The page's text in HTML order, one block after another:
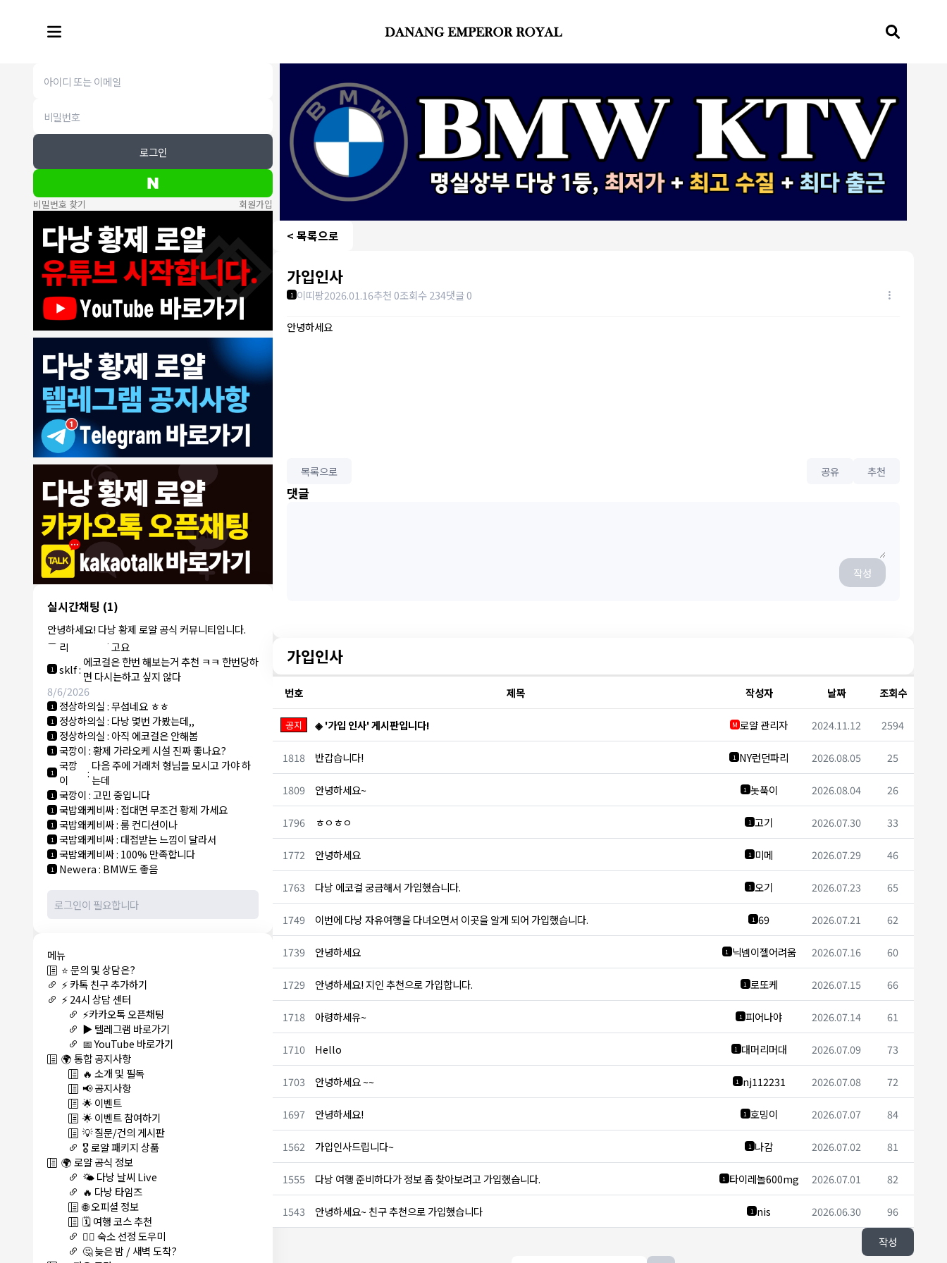
로그인
비밀번호 찾기 회원가입
실시간채팅 (1)
안녕하세요! 다낭 황제 로얄 공식 커뮤니티입니다.
8/4/2026
1 모기한테물림:여기도 문의해보면 바로 알려줌
1 모기한테물림 정찰가보다 쌀수 없음
1 결혼안해:ㄹㅇ 팩트 ㅋㅋㅋㅋ
1 결혼안해:ㄹㅇ 팩트 ㅋㅋㅋㅋ
8/5/2026
1
NY런던파
리
:다낭 에코걸 여기서 예약 가능한가
요?
1 3군:에코걸 좀 조심 하는게 좋음
NY런던파리 :저도 많이 들었습니다 ㅋㅋ
NY런던파
리
:에코걸 하는 놈들 있으면 다 조지려
고요
1 sklf: 에코걸은 한번 해보는거 추천 ㅋㅋ 한번당하
면 다시는하고 싶지 않다
8/6/2026
1 정상하의실:무섭네요 ㅎㅎ
1 정상하의실: 다낭 몇번 가봤는데,,
1 정상하의실: 아직 에코걸은 안해봄
1 국깡이:황제 가라오케 시설 진짜 좋나요?
1
국깡
이
: 다음 주에 거래처 형님들 모시고 가야 하
는데
1 국깡이:고민 중입니다
1 국밥왜케비싸: 접대면 무조건 황제 가세요
1 국밥왜케비싸:룸 컨디션이나
1 국밥왜케비싸: 대접받는 느낌이 달라서
1 국밥왜케비싸: 100% 만족합니다
1 Newera: BMW도 좋음
메뉴
⭐ 문의 및 상담은?
⚡ 카톡 친구 추가하기
⚡ 24시 상담 센터
⚡카카오톡 오픈채팅
▶️ 텔레그램 바로가기
📅 YouTube 바로가기
🌍 통합 공지사항
🔥 소개 및 필독
📢 공지사항
🌟 이벤트
🌟 이벤트 참여하기
💡 질문/건의 게시판
🎖️ 로얄 패키지 상품
🌍 로얄 공식 정보
🌤️ 다낭 날씨 Live
🔥 다낭 타임즈
🌐 오피셜 정보
🗓️ 여행 코스 추천
🏊‍♀️ 숙소 선정 도우미
🤔 늦은 밤 / 새벽 도착?
< 목록으로
가입인사
1 이띠팡2026.01.16추천 0조회수 234댓글 0
안녕하세요
목록으로 공유 추천
댓글
작성
가입인사
번호 제목 작성자 날짜 조회수
공지 ◈ '가입 인사' 게시판입니다! M 로얄 관리자 2024.11.12 2594
1818 반갑습니다! 1 NY런던파리 2026.08.05 25
1809 안녕하세요~ 1 놋푹이 2026.08.04 26
1796 ㅎㅇㅎㅇ 1 고기 2026.07.30 33
1772 안녕하세요 1 미메 2026.07.29 46
1763 다낭 에코걸 궁금해서 가입했습니다. 1 오기 2026.07.23 65
1749 이번에 다낭 자유여행을 다녀오면서 이곳을 알게 되어 가입했습니다. 1 69 2026.07.21 62
1739 안녕하세요 1 닉넴이젤어려움 2026.07.16 60
1729 안녕하세요! 지인 추천으로 가입합니다. 1 로또케 2026.07.15 66
1718 아령하세유~ 1 피어나야 2026.07.14 61
1710 Hello 1 대머리머대 2026.07.09 73
1703 안녕하세요 ~~ 1 nj112231 2026.07.08 72
1697 안녕하세요! 1 호밍이 2026.07.07 84
1562 가입인사드립니다~ 1 나감 2026.07.02 81
1555 다낭 여행 준비하다가 정보 좀 찾아보려고 가입했습니다. 1 타이레놀600mg 2026.07.01 82
1543 안녕하세요~ 친구 추천으로 가입했습니다 1 nis 2026.06.30 96
작성